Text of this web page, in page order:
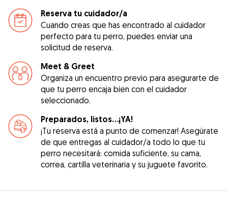
Reserva tu cuidador/a
Cuando creas que has encontrado al cuidador
perfecto para tu perro, puedes enviar una
solicitud de reserva.
Meet & Greet
Organiza un encuentro previo para asegurarte de
que tu perro encaja bien con el cuidador
seleccionado.
Preparados, listos...¡YA!
¡Tu reserva está a punto de comenzar! Asegúrate
de que entregas al cuidador/a todo lo que tu
perro necesitará: comida suficiente, su cama,
correa, cartilla veterinaria y su juguete favorito.